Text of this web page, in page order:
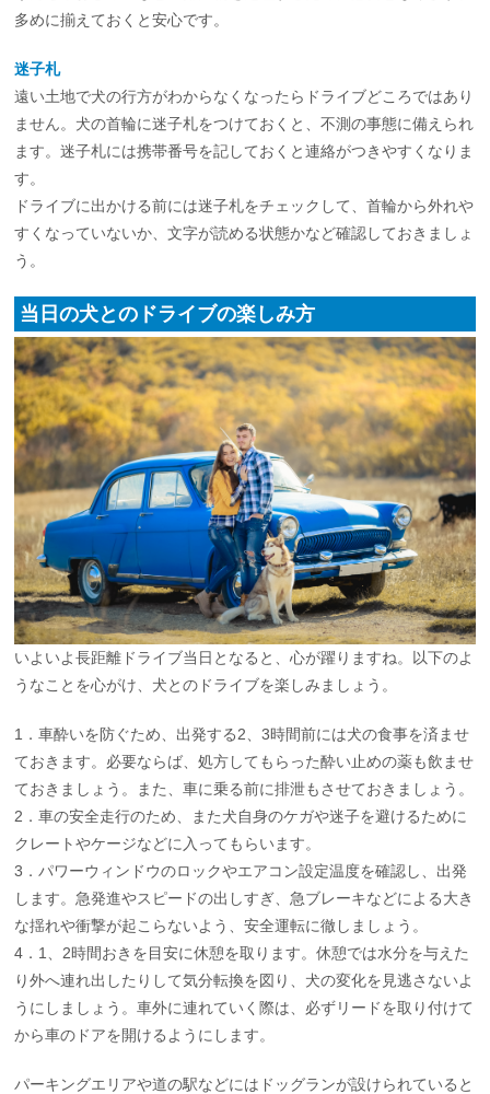
多めに揃えておくと安心です。
迷子札
遠い土地で犬の行方がわからなくなったらドライブどころではあり
ません。犬の首輪に迷子札をつけておくと、不測の事態に備えられ
ます。迷子札には携帯番号を記しておくと連絡がつきやすくなりま
す。
ドライブに出かける前には迷子札をチェックして、首輪から外れや
すくなっていないか、文字が読める状態かなど確認しておきましょ
う。
当日の犬とのドライブの楽しみ方
いよいよ長距離ドライブ当日となると、心が躍りますね。以下のよ
うなことを心がけ、犬とのドライブを楽しみましょう。
1．車酔いを防ぐため、出発する2、3時間前には犬の食事を済ませ
ておきます。必要ならば、処方してもらった酔い止めの薬も飲ませ
ておきましょう。また、車に乗る前に排泄もさせておきましょう。
2．車の安全走行のため、また犬自身のケガや迷子を避けるために
クレートやケージなどに入ってもらいます。
3．パワーウィンドウのロックやエアコン設定温度を確認し、出発
します。急発進やスピードの出しすぎ、急ブレーキなどによる大き
な揺れや衝撃が起こらないよう、安全運転に徹しましょう。
4．1、2時間おきを目安に休憩を取ります。休憩では水分を与えた
り外へ連れ出したりして気分転換を図り、犬の変化を見逃さないよ
うにしましょう。車外に連れていく際は、必ずリードを取り付けて
から車のドアを開けるようにします。
パーキングエリアや道の駅などにはドッグランが設けられていると